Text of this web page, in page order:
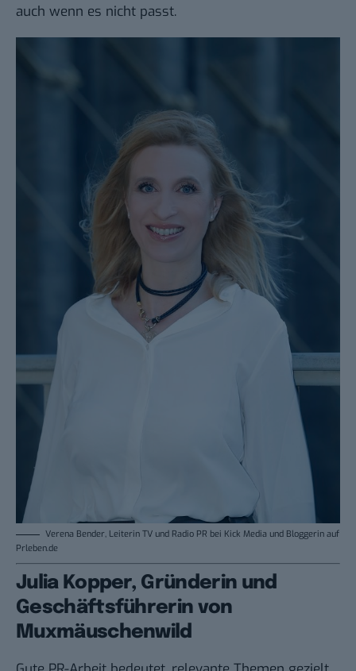
auch wenn es nicht passt.
Verena Bender, Leiterin TV und Radio PR bei Kick Media und Bloggerin auf
Prleben.de
Julia Kopper, Gründerin und
Geschäftsführerin von
Muxmäuschenwild